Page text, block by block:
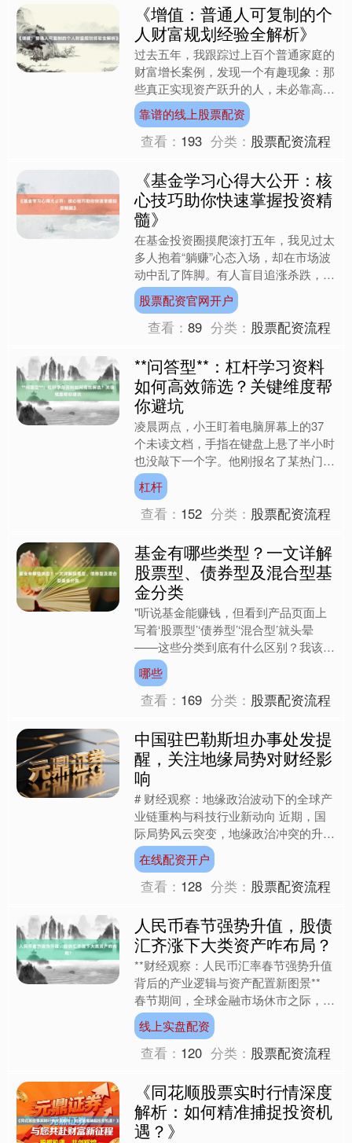
《增值：普通人可复制的个
人财富规划经验全解析》
过去五年，我跟踪过上百个普通家庭的
财富增长案例，发现一个有趣现象：那
些真正实现资产跃升的人，未必靠高风
险投资或突然暴富，而是通过一套可复
制的财富规划逻辑，把“小....
靠谱的线上股票配资
查看： 193 分类： 股票配资流程
《基金学习心得大公开：核
心技巧助你快速掌握投资精
髓》
在基金投资圈摸爬滚打五年，我见过太
多人抱着“躺赚”心态入场，却在市场波
动中乱了阵脚。有人盲目追涨杀跌，有
人把所有资金押注单一赛道，更有人连
基金分类都搞不清就急着....
股票配资官网开户
查看：89 分类： 股票配资流程
**问答型**：杠杆学习资料
如何高效筛选？关键维度帮
你避坑
凌晨两点，小王盯着电脑屏幕上的37
个未读文档，手指在键盘上悬了半小时
也没敲下一个字。他刚报名了某热门行
业的线上课程，光是导师推荐的"必看
资料"就塞满了整个网盘—....
杠杆
查看： 152 分类： 股票配资流程
基金有哪些类型？一文详解
股票型、债券型及混合型基
金分类
"听说基金能赚钱，但看到产品页面上
写着‘股票型’‘债券型’‘混合型’就头晕
——这些分类到底有什么区别？我该选
哪种？"这是许多投资者在接触基金时
最真实的困惑。面对....
哪些
查看： 169 分类： 股票配资流程
中国驻巴勒斯坦办事处发提
醒，关注地缘局势对财经影
响
# 财经观察：地缘政治波动下的全球产
业链重构与科技行业新动向 近期，国
际局势风云突变，地缘政治冲突的升级
引发全球市场高度关注。中东地区紧张
局势的加剧不仅冲击着能....
在线配资开户
查看： 128 分类： 股票配资流程
人民币春节强势升值，股债
汇齐涨下大类资产咋布局？
**财经观察：人民币汇率春节强势升值
背后的产业逻辑与资产配置新图景**
春节期间，全球金融市场休市之际，人
民币汇率却走出独立行情。2月19日离
岸人民币一度触及6....
线上实盘配资
查看： 120 分类： 股票配资流程
《同花顺股票实时行情深度
解析：如何精准捕捉投资机
遇？》